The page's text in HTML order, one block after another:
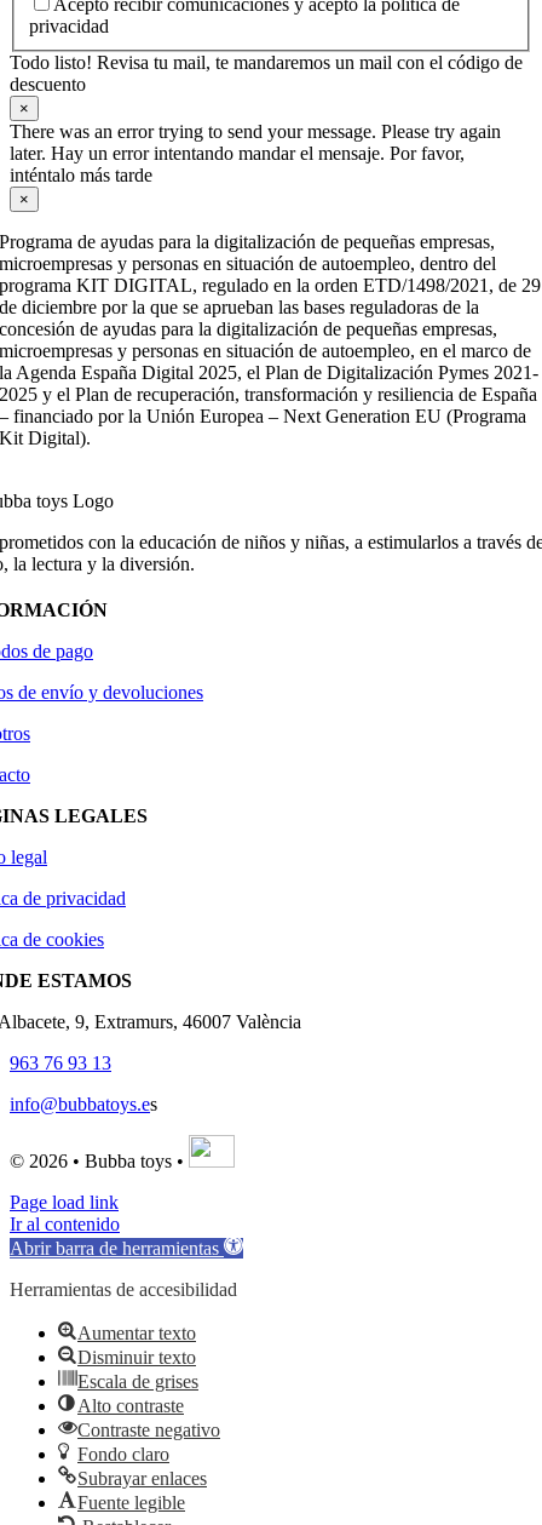
Acepto recibir comunicaciones y acepto la política de
privacidad
Todo listo! Revisa tu mail, te mandaremos un mail con el código de
descuento
×
There was an error trying to send your message. Please try again
later. Hay un error intentando mandar el mensaje. Por favor,
inténtalo más tarde
×
Programa de ayudas para la digitalización de pequeñas empresas,
microempresas y personas en situación de autoempleo, dentro del
programa KIT DIGITAL, regulado en la orden ETD/1498/2021, de 29
de diciembre por la que se aprueban las bases reguladoras de la
concesión de ayudas para la digitalización de pequeñas empresas,
microempresas y personas en situación de autoempleo, en el marco de
la Agenda España Digital 2025, el Plan de Digitalización Pymes 2021-
2025 y el Plan de recuperación, transformación y resiliencia de España
– financiado por la Unión Europea – Next Generation EU (Programa
Kit Digital).
con la educación de niños y niñas, a estimularlos a través
la lectura y la diversión.
de pago
de envío y devoluciones
LEGALES
legal
de privacidad
de cookies
ESTAMOS
9, Extramurs, 46007 València
963 76 93 13
info@bubbatoys.es
© 2026 • Bubba toys •
Page load link
Ir al contenido
Abrir barra de herramientas
Herramientas de accesibilidad
Aumentar texto
Disminuir texto
Escala de grises
Alto contraste
Contraste negativo
Fondo claro
Subrayar enlaces
Fuente legible